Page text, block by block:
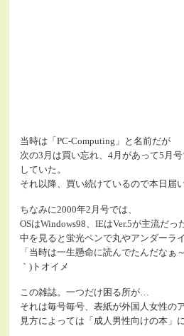
当時は「PC-Computing」と名前だが
次の3月は買い忘れ、4月があって5月号
していた。
それ以降、買い続けているので本日届
ちなみに2000年2月号では、
OSはWindows98、IEはVer.5が主流だっ
中を見ると蛍光ペンで丸やアンダーラ
「当時は一生懸命に読んでたんだな
｀)トオイメ
この雑誌。一つだけ困る所が…
それは毎号毎号、表紙が外国人女性の
見方によっては「成人男性向けの本」